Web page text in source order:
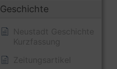
Geschichte